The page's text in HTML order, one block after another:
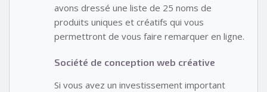
avons dressé une liste de 25 noms de
produits uniques et créatifs qui vous
permettront de vous faire remarquer en ligne.
Société de conception web créative
Si vous avez un investissement important